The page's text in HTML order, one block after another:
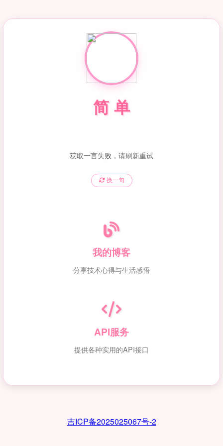
简 单
获取一言失败，请刷新重试
换一句
我的博客
分享技术心得与生活感悟
API服务
提供各种实用的API接口
吉ICP备2025025067号-2